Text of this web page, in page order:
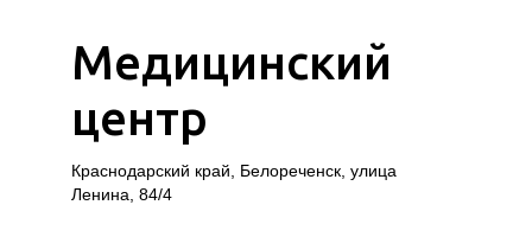
Медицинский
центр
Краснодарский край, Белореченск, улица
Ленина, 84/4